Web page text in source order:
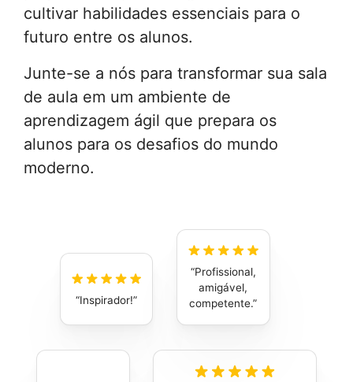
cultivar habilidades essenciais para o
futuro entre os alunos.
Junte-se a nós para transformar sua sala
de aula em um ambiente de
aprendizagem ágil que prepara os
alunos para os desafios do mundo
moderno.
Inspirador!
Profissional,
amigável,
competente.